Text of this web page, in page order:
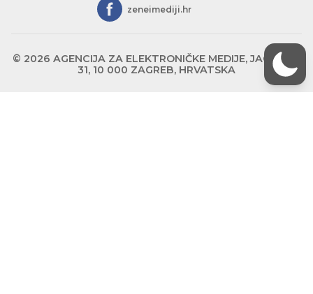
zeneimediji.hr
© 2026 AGENCIJA ZA ELEKTRONIČKE MEDIJE, JAGIĆEVA
31, 10 000 ZAGREB, HRVATSKA